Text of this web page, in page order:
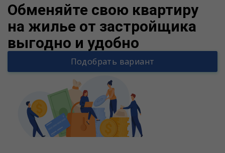
Обменяйте свою квартиру
на жилье от застройщика
выгодно и удобно
Подобрать вариант